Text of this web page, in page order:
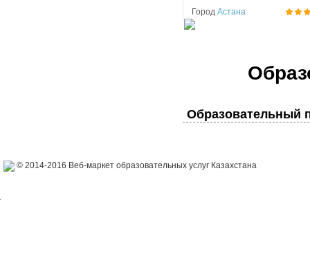
Город Астана
Образовательный
© 2014-2016 Веб-маркет образовательных услуг Казахстана